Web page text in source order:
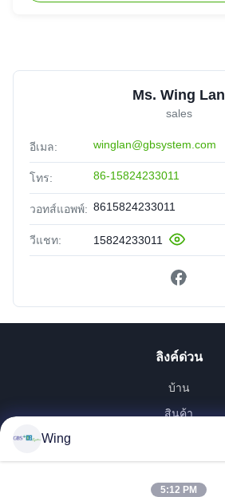
Ms. Wing Lan
sales
อีเมล: winglan@gbsystem.com
โทร: 86-15824233011
วอทส์แอพพ์: 8615824233011
วีแชท: 15824233011
ลิงค์ด่วน
บ้าน
สินค้า
รายการ VR
เกี่ยวกับเรา
Wing
5:12 PM